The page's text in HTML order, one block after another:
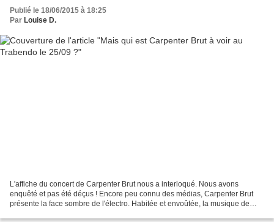
Publié le 18/06/2015 à 18:25
Par Louise D.
L'affiche du concert de Carpenter Brut nous a interloqué. Nous avons
enquêté et pas été déçus ! Encore peu connu des médias, Carpenter Brut
présente la face sombre de l'électro. Habitée et envoûtée, la musique de